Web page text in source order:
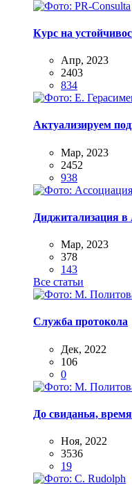
Курс на
Апр, 2023
2403
834
Актуализируем
Мар, 2023
2452
938
Диджитализация
Мар, 2023
378
143
Все статьи
Служба протокола
Дек, 2022
106
0
До свиданья,
Ноя, 2022
3536
19